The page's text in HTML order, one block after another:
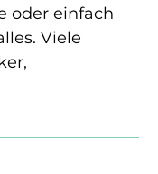
oder einfach
Viele